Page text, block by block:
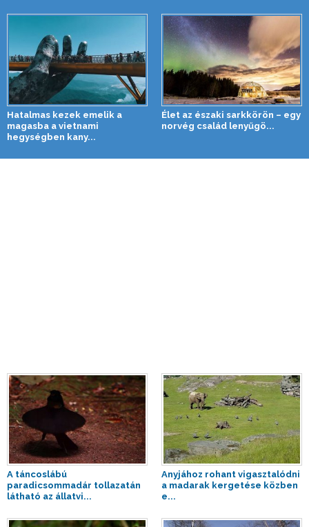
Hatalmas kezek emelik a
magasba a vietnami
hegységben kany...
Élet az északi sarkkörön – egy
norvég család lenyűgö...
A táncoslábú
paradicsommadár tollazatán
látható az állatvi...
Anyjához rohant vigasztalódni
a madarak kergetése közben
e...